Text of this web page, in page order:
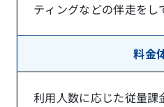
ティングなどの伴走をし
料金
利用人数に応じた従量